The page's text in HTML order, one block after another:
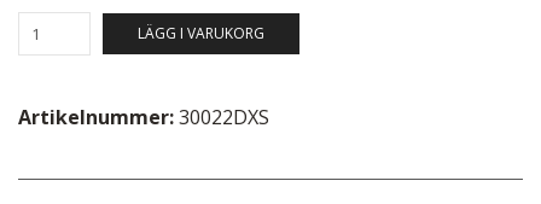
LÄGG I VARUKORG
Artikelnummer:30022DXS